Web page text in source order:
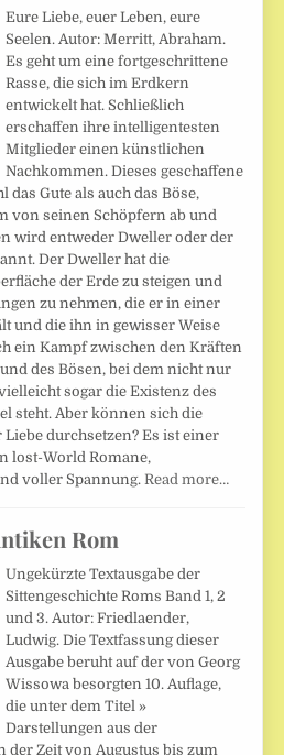
Eure Liebe, euer Leben, eure
Seelen. Autor: Merritt, Abraham.
Es geht um eine fortgeschrittene
Rasse, die sich im Erdkern
entwickelt hat. Schließlich
erschaffen ihre intelligentesten
Mitglieder einen künstlichen
Nachkommen. Dieses geschaffene
Gute als auch das Böse,
von seinen Schöpfern ab und
wird entweder Dweller oder der
Der Dweller hat die
der Erde zu steigen und
zu nehmen, die er in einer
und die ihn in gewisser Weise
ein Kampf zwischen den Kräften
des Bösen, bei dem nicht nur
sogar die Existenz des
steht. Aber können sich die
durchsetzen? Es ist einer
lost-World Romane,
voller Spannung.Read more…
Rom
Ungekürzte Textausgabe der
Sittengeschichte Roms Band 1, 2
und 3. Autor: Friedlaender,
Ludwig. Die Textfassung dieser
Ausgabe beruht auf der von Georg
Wissowa besorgten 10. Auflage,
die unter dem Titel »
Darstellungen aus der
der Zeit von Augustus bis zum